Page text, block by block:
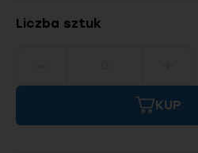
Liczba sztuk
KUP